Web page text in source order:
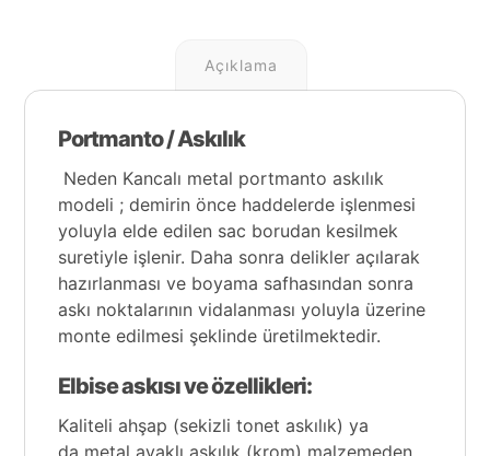
Açıklama
Portmanto / Askılık
Neden Kancalı metal portmanto askılık
modeli ; demirin önce haddelerde işlenmesi
yoluyla elde edilen sac borudan kesilmek
suretiyle işlenir. Daha sonra delikler açılarak
hazırlanması ve boyama safhasından sonra
askı noktalarının vidalanması yoluyla üzerine
monte edilmesi şeklinde üretilmektedir.
Elbise askısı ve özellikleri:
Kaliteli ahşap (sekizli tonet askılık) ya